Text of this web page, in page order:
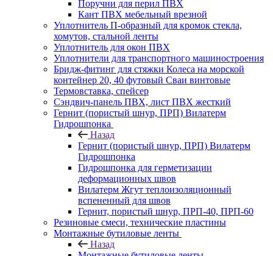
Поручни для перил ПВХ
Кант ПВХ мебельный врезной
Уплотнитель П-образный для кромок стекла,
хомутов, стальной ленты
Уплотнитель для окон ПВХ
Уплотнители для транспортного машиностроения
Бридж-фитинг для стяжки Колеса на морской
контейнер 20, 40 футовый Сваи винтовые
Термовставка, спейсер
Сэндвич-панель ПВХ, лист ПВХ жесткий
Гернит (пористый шнур, ПРП) Вилатерм
Гидрошпонка
Назад
Гернит (пористый шнур, ПРП) Вилатерм
Гидрошпонка
Гидрошпонка для герметизации
деформационных швов
Вилатерм Жгут теплоизоляционный
вспененный для швов
Гернит, пористый шнур, ПРП-40, ПРП-60
Резиновые смеси, технические пластины
Монтажные бутиловые ленты
Назад